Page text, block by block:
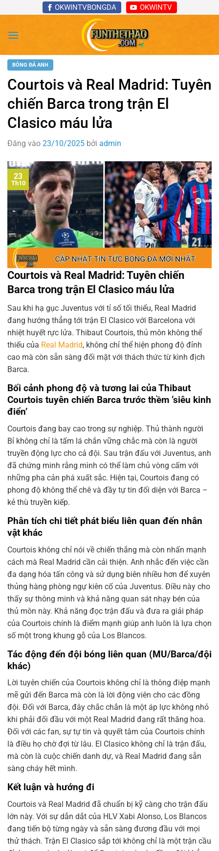
nội
OKWINTVBONGDA OKWINTV
BÓNG ĐÁ ANH
Courtois và Real Madrid: Tuyên
chiến Barca trong trận El
Clasico máu lửa
Đăng vào 23/10/2025 bởi admin
23
Th10
Courtois và Real Madrid: Tuyên chiến
Barca trong trận El Clasico máu lửa
Sau khi hạ gục Juventus với tỉ số tối thiểu, Real Madrid
đang hướng thẳng tới trận El Clasico với Barcelona với
nhiệt huyết rực lửa. Thibaut Courtois, thủ môn không thể
thiếu của Real Madrid, không chỉ thể hiện phong độ đỉnh
cao mà còn sẵn sàng đối mặt với thách thức từ kình địch
Barca.
Bối cảnh phong độ và tương lai của Thibaut
Courtois tuyên chiến Barca trước thềm ‘siêu kinh
điển’
Courtois đang bay cao trong sự nghiệp. Thủ thành người
Bỉ không chỉ là tấm lá chắn vững chắc mà còn là người
truyền động lực cho cả đội. Sau trận đấu với Juventus, anh
đã chứng minh rằng mình có thể làm chủ vòng cấm với
những pha cản phá xuất sắc. Hiện tại, Courtois đang có
phong độ không thể chê và đầy tự tin đối diện với Barca –
kẻ thù truyền kiếp.
Phân tích chi tiết phát biểu liên quan đến nhân
vật khác
Courtois không chỉ nói về chiến thắng mà còn nhấn mạnh
cách mà Real Madrid cần cải thiện. Anh nhắc đến việc cần
đa dạng hóa tấn công và sử dụng biên nhiều hơn để xuyên
thủng hàng phòng ngự kiên cố của Juventus. Điều này cho
thấy sự thông minh và khả năng quan sát nhạy bén của
thủ môn này. Khả năng đọc trận đấu và đưa ra giải pháp
của Courtois chính là điểm mạnh giúp anh luôn là lựa chọn
số một trong khung gỗ của Los Blancos.
Tác động đến đội bóng liên quan (MU/Barca/đội
khác)
Lời tuyên chiến của Courtois không chỉ là thông điệp mạnh
mẽ gửi đến Barca mà còn là lời động viên cho các đồng
đội. Đối với Barca, đây chắc chắn là một áp lực không nhỏ
khi phải đối đầu với một Real Madrid đang rất thăng hoa.
Đối với các fan, sự tự tin và quyết tâm của Courtois chính
là điều họ chờ đợi từ lâu. El Clasico không chỉ là trận đấu,
mà còn là cuộc chiến danh dự, và Real Madrid đang sẵn
sàng cháy hết mình.
Kết luận và hướng đi
Courtois và Real Madrid đã chuẩn bị kỹ càng cho trận đấu
lớn này. Với sự dẫn dắt của HLV Xabi Alonso, Los Blancos
đang tiến bộ từng ngày và sẵn sàng đương đầu với mọi
thử thách. Trận El Clasico sắp tới không chỉ là một trận cầu